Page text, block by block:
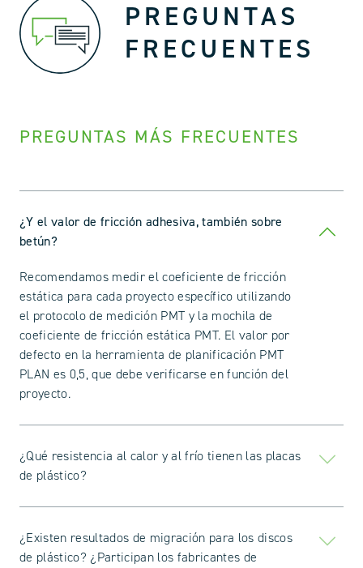
PREGUNTAS
FRECUENTES
PREGUNTAS MÁS FRECUENTES
¿Y el valor de fricción adhesiva, también sobre
betún?
Recomendamos medir el coeficiente de fricción
estática para cada proyecto específico utilizando
el protocolo de medición PMT y la mochila de
coeficiente de fricción estática PMT. El valor por
defecto en la herramienta de planificación PMT
PLAN es 0,5, que debe verificarse en función del
proyecto.
¿Qué resistencia al calor y al frío tienen las placas
de plástico?
¿Existen resultados de migración para los discos
de plástico? ¿Participan los fabricantes de